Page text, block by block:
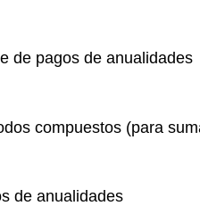
de pagos de anualidades
compuestos (para
de anualidades